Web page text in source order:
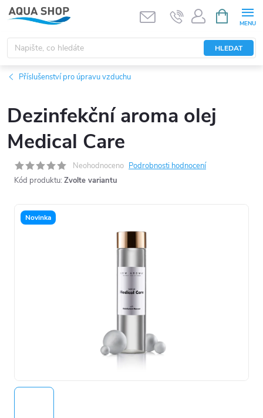
Přejít
na
obsah
HLEDAT
NÁKUPNÍ
KOŠÍK
Příslušenství pro úpravu vzduchu
Dezinfekční aroma olej
Medical Care
Neohodnoceno Podrobnosti hodnocení
Kód produktu: Zvolte variantu
Novinka